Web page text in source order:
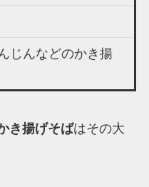
じんなどのかき揚
き揚げそばはその大